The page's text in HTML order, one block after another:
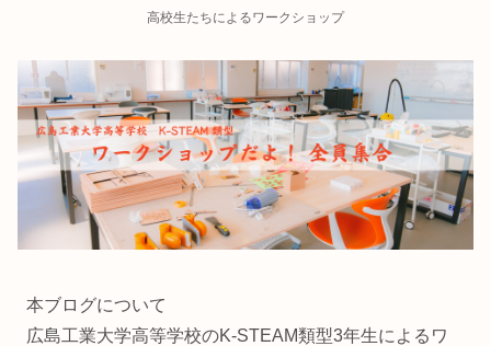
高校生たちによるワークショップ
本ブログについて
広島工業大学高等学校のK-STEAM類型3年生によるワ